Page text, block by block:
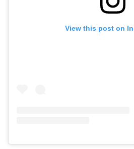
View this post on